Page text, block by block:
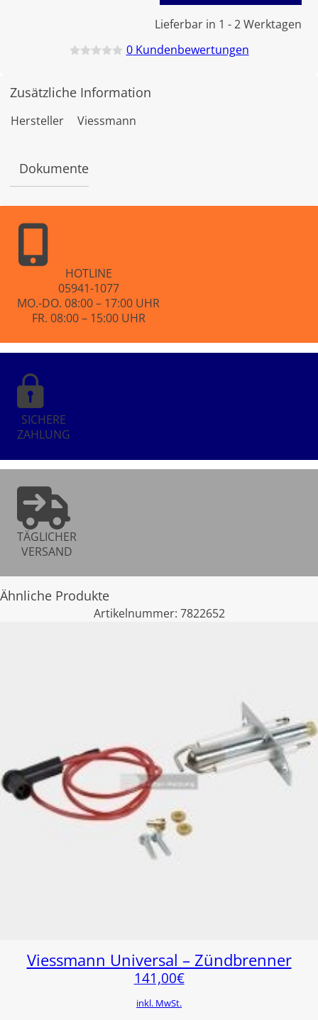
Lieferbar in 1 - 2 Werktagen
e
t
v
0Kundenbewertungen
Zusätzliche Information
Hersteller Viessmann
Dokumente
HOTLINE
05941-1077
MO.-DO. 08:00 – 17:00 UHR
FR. 08:00 – 15:00 UHR
SICHERE
ZAHLUNG
TÄGLICHER
VERSAND
Ähnliche Produkte
Artikelnummer: 7822652
Viessmann Universal – Zündbrenner
141,00€
inkl. MwSt.